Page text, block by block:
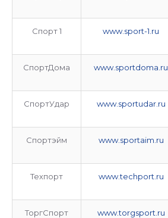
Спорт 1 www.sport-1.ru
СпортДома www.sportdoma.ru
СпортУдар www.sportudar.ru
Спортэйм www.sportaim.ru
Техпорт www.techport.ru
ТоргСпорт www.torgsport.ru